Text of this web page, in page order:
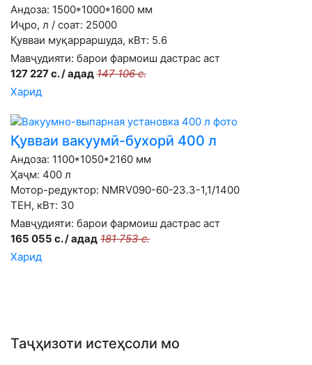
Андоза: 1500*1000*1600 мм
Иҷро, л / соат: 25000
Қувваи муқарраршуда, кВт: 5.6
Мавҷудияти: барои фармоиш дастрас аст
127 227 с. / адад 147 106 с.
Харид
Қувваи вакуумӣ-бухорӣ 400 л
Андоза: 1100*1050*2160 мм
Ҳаҷм: 400 л
Мотор-редуктор: NMRV090-60-23.3-1,1/1400
ТЕН, кВт: 30
Мавҷудияти: барои фармоиш дастрас аст
165 055 с. / адад 181 753 с.
Харид
Таҷҳизоти истеҳсоли мо